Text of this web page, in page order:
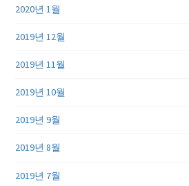
2020년 1월
2019년 12월
2019년 11월
2019년 10월
2019년 9월
2019년 8월
2019년 7월